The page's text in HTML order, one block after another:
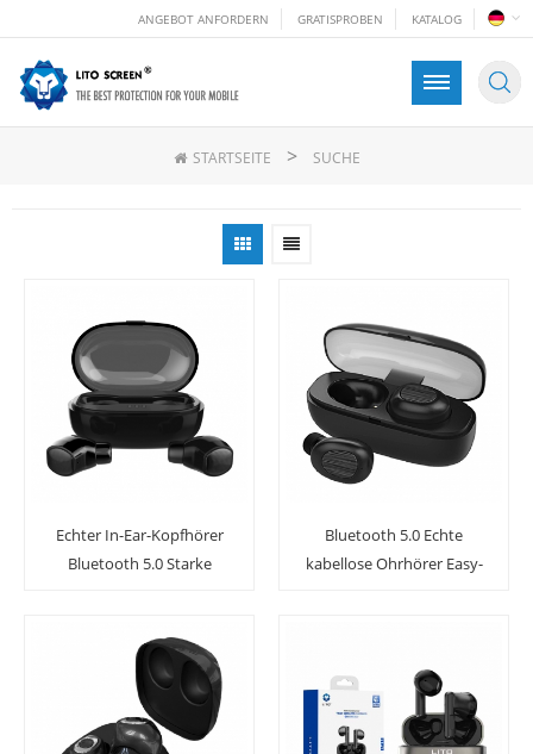
ANGEBOT ANFORDERN GRATISPROBEN KATALOG
STARTSEITE > SUCHE
Echter In-Ear-Kopfhörer
Bluetooth 5.0 Starke
Bluetooth 5.0 Echte
kabellose Ohrhörer Easy-